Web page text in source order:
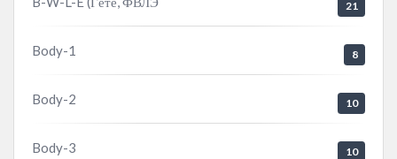
21
Body-1 8
Body-2 10
Body-3 10